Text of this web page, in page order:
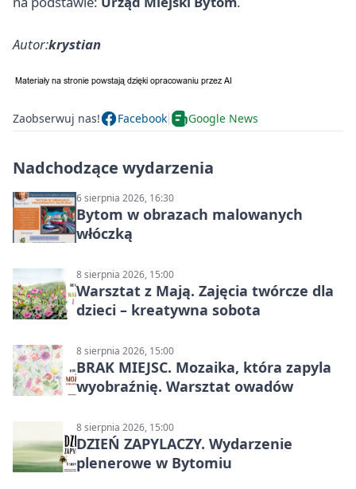
Autor:krystian
Zaobserwuj nas! Facebook Google News
Nadchodzące wydarzenia
6 sierpnia 2026, 16:30
Bytom w obrazach malowanych
włóczką
8 sierpnia 2026, 15:00
Warsztat z Mają. Zajęcia twórcze dla
dzieci – kreatywna sobota
8 sierpnia 2026, 15:00
BRAK MIEJSC. Mozaika, która zapyla
wyobraźnię. Warsztat owadów
8 sierpnia 2026, 15:00
DZIEŃ ZAPYLACZY. Wydarzenie
plenerowe w Bytomiu